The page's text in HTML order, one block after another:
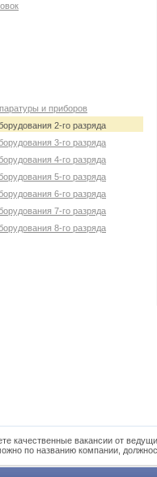
и приборов
2-го разряда
3-го разряда
4-го разряда
5-го разряда
6-го разряда
7-го разряда
8-го разряда
качественные вакансии от
по названию компании,